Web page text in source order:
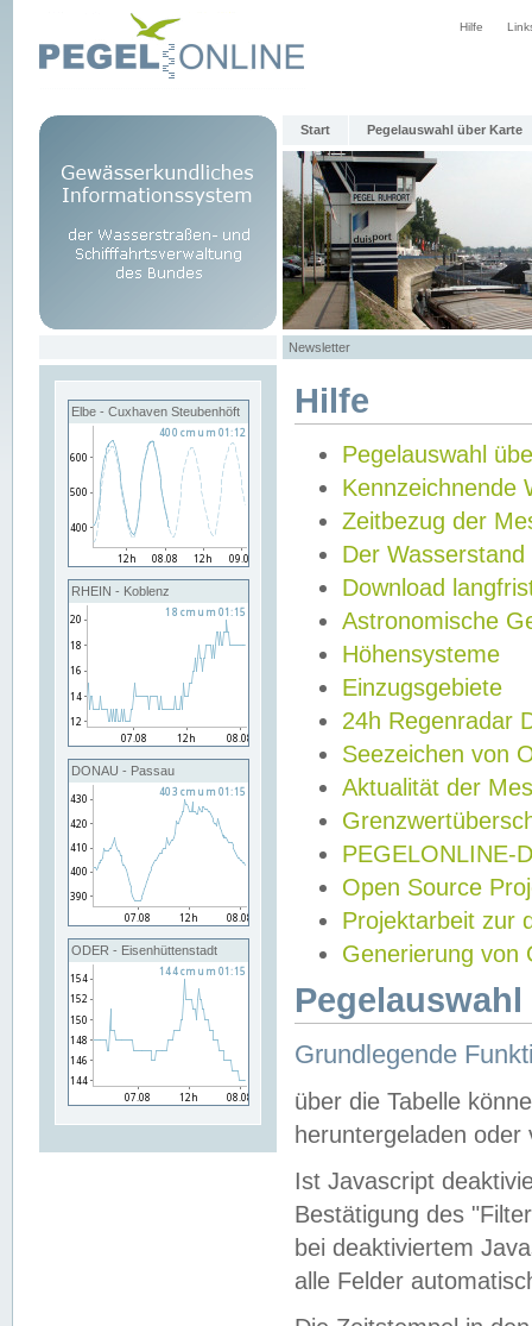
Hilfe
Start Pegelauswahl über Karte
Newsletter
Elbe - Cuxhaven Steubenhöft
RHEIN - Koblenz
DONAU - Passau
ODER - Eisenhüttenstadt
Hilfe
Pegelauswahl
Kennzeichnende
Zeitbezug der
Der Wasserstand
Download
Astronomische
Höhensysteme
Einzugsgebiete
24h Regenradar
Seezeichen von
Aktualität der
PEGELONLINE-
Open Source
Projektarbeit zur
Generierung von
Grundlegende
über die Tabelle
heruntergeladen oder
Ist Javascript
Bestätigung des
bei deaktiviertem
alle Felder